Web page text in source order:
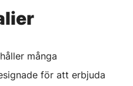
många
för att erbjuda